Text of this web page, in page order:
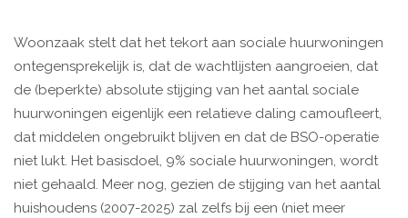
Woonzaak stelt dat het tekort aan sociale huurwoningen
ontegensprekelijk is, dat de wachtlijsten aangroeien, dat
de (beperkte) absolute stijging van het aantal sociale
huurwoningen eigenlijk een relatieve daling camoufleert,
dat middelen ongebruikt blijven en dat de BSO-operatie
niet lukt. Het basisdoel, 9% sociale huurwoningen, wordt
niet gehaald. Meer nog, gezien de stijging van het aantal
huishoudens (2007-2025) zal zelfs bij een (niet meer